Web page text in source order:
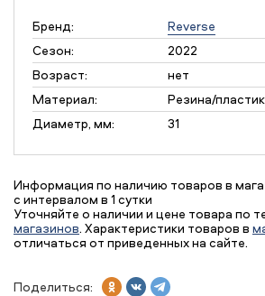
Бренд:
Reverse
Сезон:
2022
Возраст:
нет
Материал:
Резина/
Диаметр, мм:
31
Информация по наличию товаров в
с интервалом в 1 сутки
Уточняйте о наличии и цене товара по
магазинов. Характеристики товаров в
отличаться от приведенных на сайте.
Поделиться: